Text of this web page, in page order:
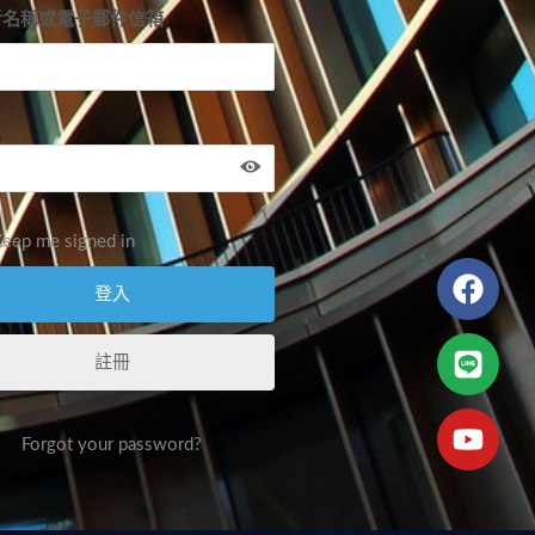
稱或電子郵件信箱
me signed in
註冊
Forgot your password?